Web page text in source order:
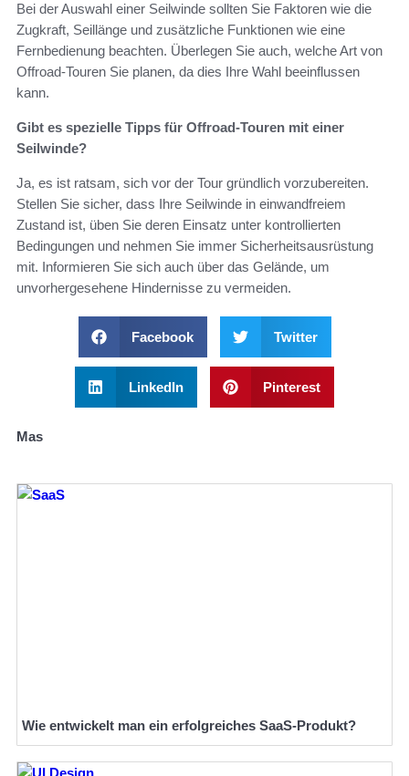
Bei der Auswahl einer Seilwinde sollten Sie Faktoren wie die
Zugkraft, Seillänge und zusätzliche Funktionen wie eine
Fernbedienung beachten. Überlegen Sie auch, welche Art von
Offroad-Touren Sie planen, da dies Ihre Wahl beeinflussen
kann.
Gibt es spezielle Tipps für Offroad-Touren mit einer
Seilwinde?
Ja, es ist ratsam, sich vor der Tour gründlich vorzubereiten.
Stellen Sie sicher, dass Ihre Seilwinde in einwandfreiem
Zustand ist, üben Sie deren Einsatz unter kontrollierten
Bedingungen und nehmen Sie immer Sicherheitsausrüstung
mit. Informieren Sie sich auch über das Gelände, um
unvorhergesehene Hindernisse zu vermeiden.
Facebook Twitter
LinkedIn Pinterest
Mas
Wie entwickelt man ein erfolgreiches SaaS-Produkt?